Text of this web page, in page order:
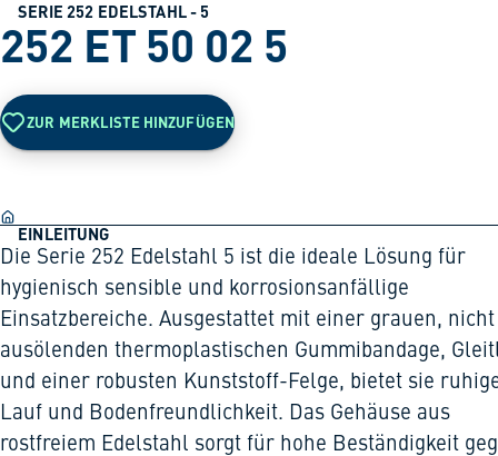
SERIE 252 EDELSTAHL - 5
252 ET 50 02 5
ZUR MERKLISTE HINZUFÜGEN
EINLEITUNG
Die Serie 252 Edelstahl 5 ist die ideale Lösung für
hygienisch sensible und korrosionsanfällige
Einsatzbereiche. Ausgestattet mit einer grauen, nicht
ausölenden thermoplastischen Gummibandage,
und einer robusten Kunststoff-Felge, bietet sie
Lauf und Bodenfreundlichkeit. Das Gehäuse aus
rostfreiem Edelstahl sorgt für hohe Beständigkeit